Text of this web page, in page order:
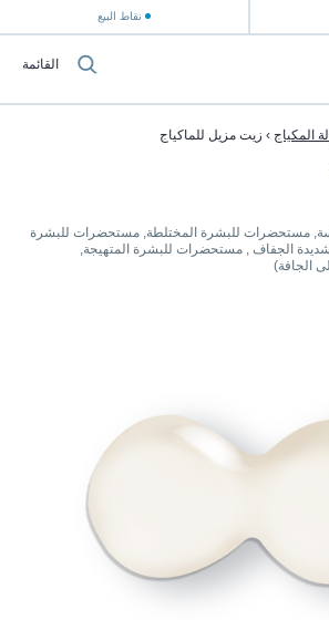
نقاط البيع
القائمة
المكياج › زيت مزيل للماكياج
مستحضرات للبشرة المختلطة, مستحضرات للبشرة
الجفاف , مستحضرات للبشرة المتهيجة,
الجافة)